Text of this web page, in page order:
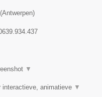
(Antwerpen)
▼
animatieve ▼